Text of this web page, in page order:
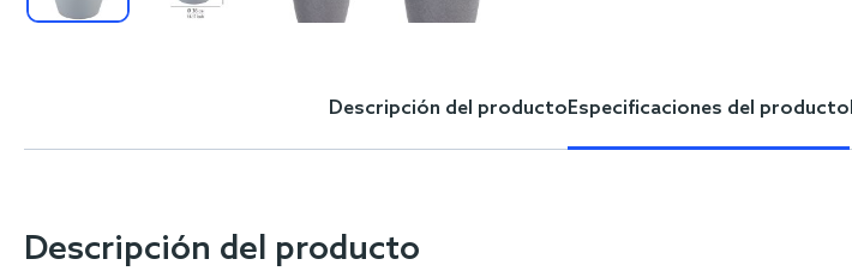
Descripción del producto Especificaciones del producto
Descripción del producto